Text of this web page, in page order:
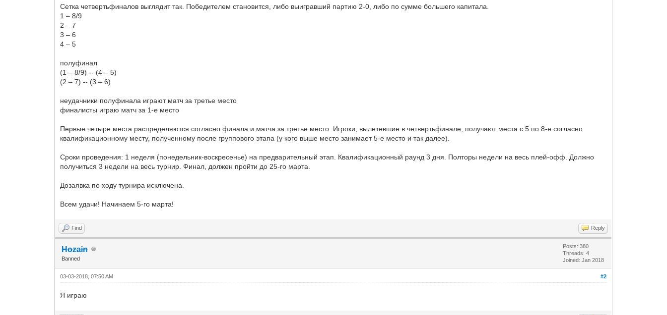
Сетка четвертьфиналов выглядит так. Победителем становится, либо выигравший партию 2-0, либо по сумме большего капитала.
1 – 8/9
2 – 7
3 – 6
4 – 5
полуфинал
(1 – 8/9) -- (4 – 5)
(2 – 7) -- (3 – 6)
неудачники полуфинала играют матч за третье место
финалисты играю матч за 1-е место
Первые четыре места распределяются согласно финала и матча за третье место. Игроки, вылетевшие в четвертьфинале, получают места с 5 по 8-е согласно
квалификационному месту, полученному после группового этапа (у кого выше место занимает 5-е место и так далее).
Сроки проведения: 1 неделя (понедельник-воскресенье) на предварительный этап. Квалификационный раунд 3 дня. Полторы недели на весь плей-офф. Должно
получиться 3 недели на весь турнир. Финал, должен пройти до 25-го марта.
Дозаявка по ходу турнира исключена.
Всем удачи! Начинаем 5-го марта!
Find Reply
Hozain
Banned
Posts: 380
Threads: 4
Joined: Jan 2018
#2
03-03-2018, 07:50 AM
Я играю